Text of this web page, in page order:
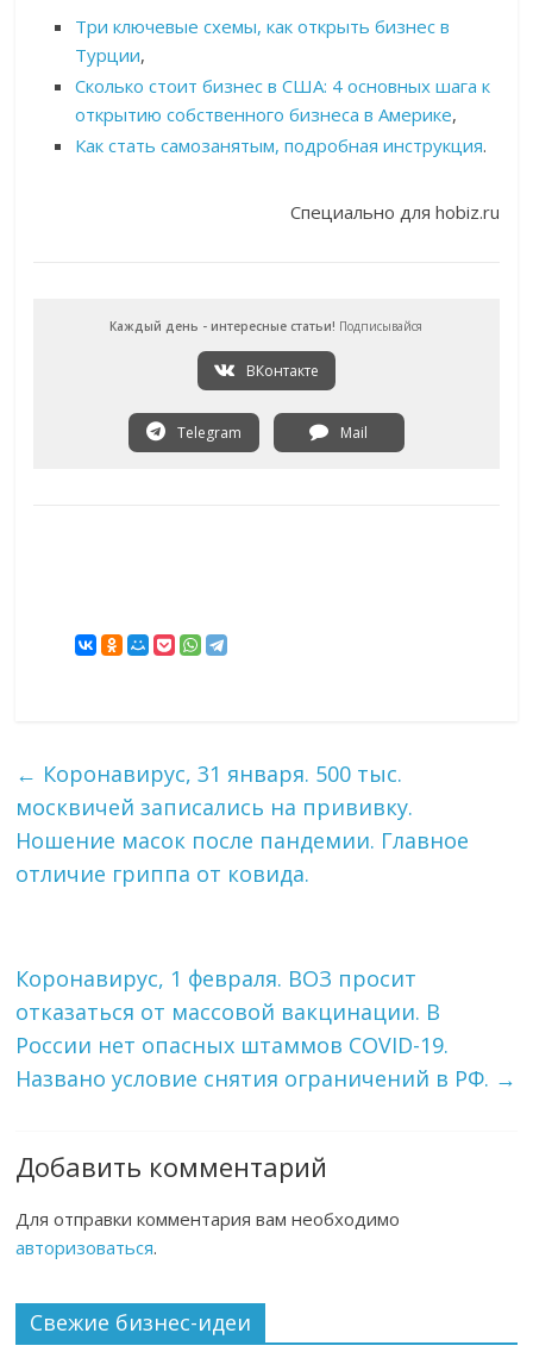
Три ключевые схемы, как открыть бизнес в
Турции,
Сколько стоит бизнес в США: 4 основных шага к
открытию собственного бизнеса в Америке,
Как стать самозанятым, подробная инструкция.
Специально для hobiz.ru
Каждый день - интересные статьи! Подписывайся
ВКонтакте
Telegram Mail
← Коронавирус, 31 января. 500 тыс.
москвичей записались на прививку.
Ношение масок после пандемии. Главное
отличие гриппа от ковида.
Коронавирус, 1 февраля. ВОЗ просит
отказаться от массовой вакцинации. В
России нет опасных штаммов COVID-19.
Названо условие снятия ограничений в РФ. →
Добавить комментарий
Для отправки комментария вам необходимо
авторизоваться.
Свежие бизнес-идеи